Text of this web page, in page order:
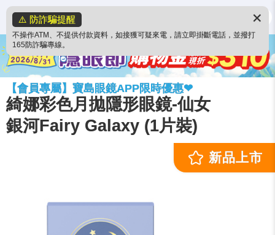
⚠️ 防詐騙提醒
不操作ATM、不提供付款資料，如接獲可疑來電，請立即掛斷電話，並撥打
165防詐騙專線。
✕
【會員專屬】寶島眼鏡APP限時優惠❤
綺娜彩色月拋隱形眼鏡-仙女
銀河Fairy Galaxy (1片裝)